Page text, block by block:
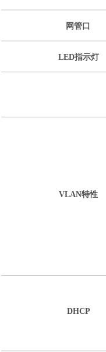
LED指示灯
VLAN特性
DHCP
网管口